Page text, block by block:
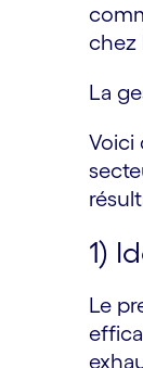
chez
La
Voici
1)
Le